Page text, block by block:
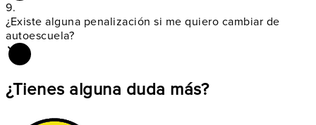
9.
¿Existe alguna penalización si me quiero cambiar de
autoescuela?
¿Tienes alguna duda más?